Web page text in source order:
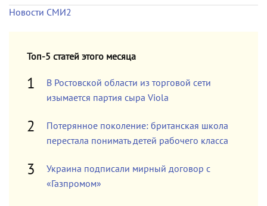
Новости СМИ2
Топ-5 статей этого месяца
В Ростовской области из торговой сети
изымается партия сыра Viola
Потерянное поколение: британская школа
перестала понимать детей рабочего класса
Украина подписали мирный договор с
«Газпромом»